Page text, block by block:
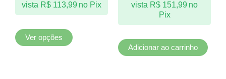
vista R$113,99 no Pix
Ver opções
escolhidas
página
vista R$151,99 no
Pix
Adicionar ao carrinho